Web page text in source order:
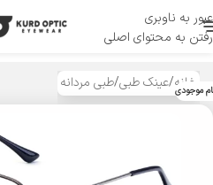
عبور به ناوبری
رفتن به محتوای اصلی
منو
خانه/عینک طبی/طبی مردانه موجودی